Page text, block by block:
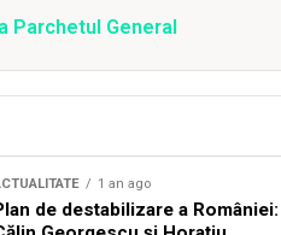
Parchetul General
1 an ago
de destabilizare a României: